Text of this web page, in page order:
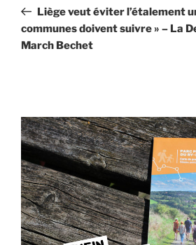
l’article
précédent
Liège veut éviter l’étalement
communes doivent suivre » – La
March Bechet